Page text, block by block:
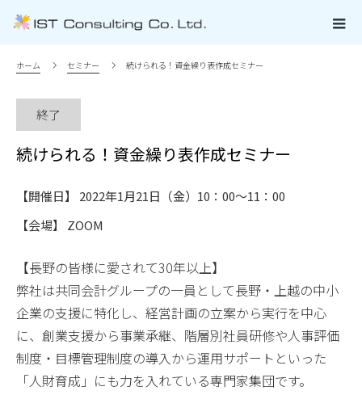
ホーム セミナー 続けられる！資金繰り表作成セミナー
終了
続けられる！資金繰り表作成セミナー
【開催日】 2022年1月21日（金）10：00～11：00
【会場】 ZOOM
【長野の皆様に愛されて30年以上】
弊社は共同会計グループの一員として長野・上越の中小
企業の支援に特化し、経営計画の立案から実行を中心
に、創業支援から事業承継、階層別社員研修や人事評価
制度・目標管理制度の導入から運用サポートといった
「人財育成」にも力を入れている専門家集団です。